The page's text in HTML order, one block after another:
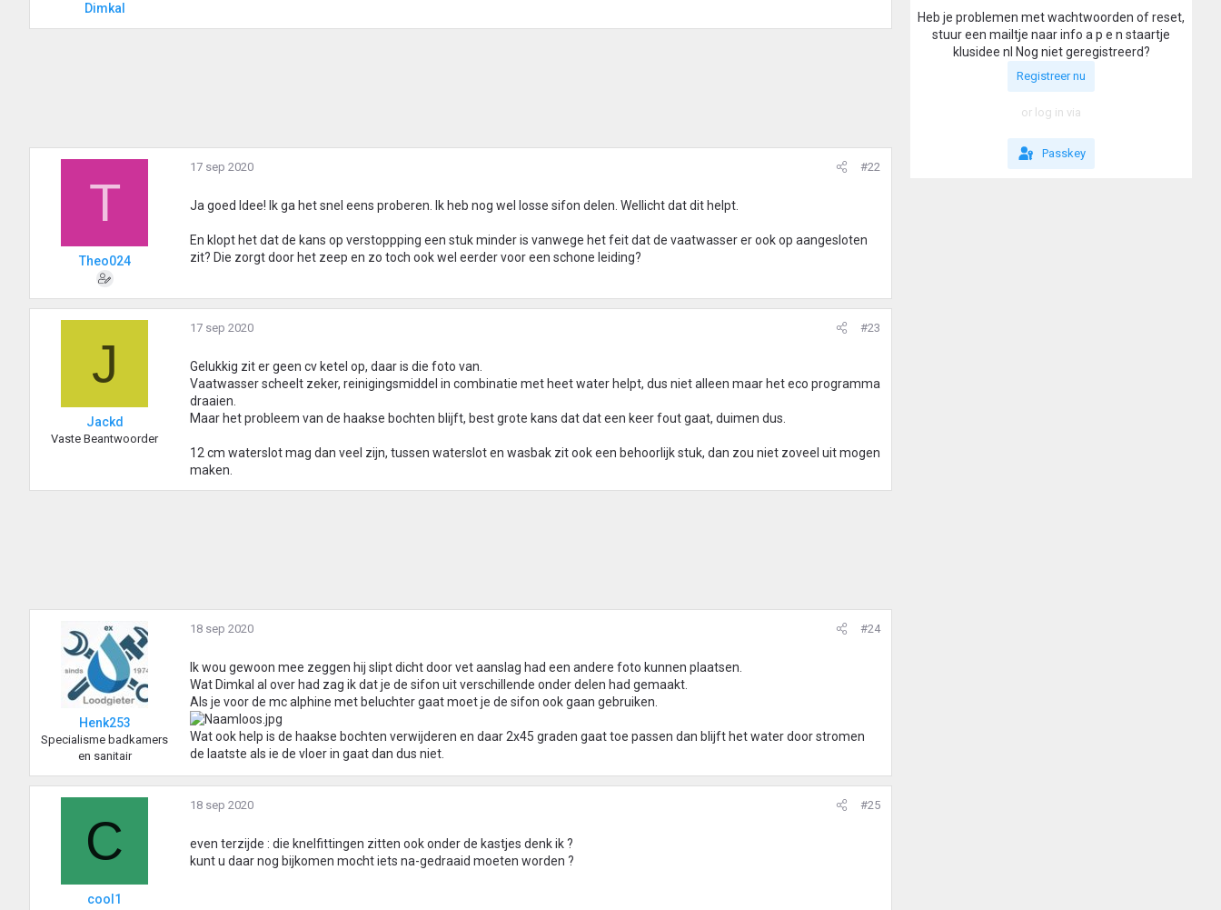
Dimkal
T
Theo024
17 sep 2020 #22
Ja goed Idee! Ik ga het snel eens proberen. Ik heb nog wel losse sifon delen. Wellicht dat dit helpt.
En klopt het dat de kans op verstoppping een stuk minder is vanwege het feit dat de vaatwasser er ook op aangesloten
zit? Die zorgt door het zeep en zo toch ook wel eerder voor een schone leiding?
J
Jackd
Vaste Beantwoorder
17 sep 2020 #23
Gelukkig zit er geen cv ketel op, daar is die foto van.
Vaatwasser scheelt zeker, reinigingsmiddel in combinatie met heet water helpt, dus niet alleen maar het eco programma
draaien.
Maar het probleem van de haakse bochten blijft, best grote kans dat dat een keer fout gaat, duimen dus.
12 cm waterslot mag dan veel zijn, tussen waterslot en wasbak zit ook een behoorlijk stuk, dan zou niet zoveel uit mogen
maken.
Henk253
Specialisme badkamers
en sanitair
18 sep 2020 #24
Ik wou gewoon mee zeggen hij slipt dicht door vet aanslag had een andere foto kunnen plaatsen.
Wat Dimkal al over had zag ik dat je de sifon uit verschillende onder delen had gemaakt.
Als je voor de mc alphine met beluchter gaat moet je de sifon ook gaan gebruiken.
Wat ook help is de haakse bochten verwijderen en daar 2x45 graden gaat toe passen dan blijft het water door stromen
de laatste als ie de vloer in gaat dan dus niet.
C
cool1
18 sep 2020 #25
even terzijde : die knelfittingen zitten ook onder de kastjes denk ik ?
kunt u daar nog bijkomen mocht iets na-gedraaid moeten worden ?
Heb je problemen met wachtwoorden of reset,
stuur een mailtje naar info a p e n staartje
klusidee nl Nog niet geregistreerd?
Registreer nu
or log in via
Passkey